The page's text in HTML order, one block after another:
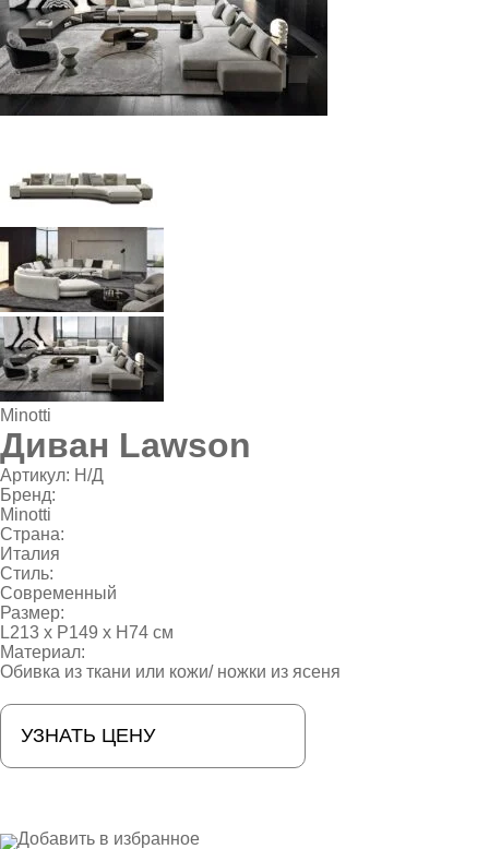
Minotti
Диван Lawson
Артикул: Н/Д
Бренд:
Minotti
Страна:
Италия
Стиль:
Современный
Размер:
L213 х P149 х H74 см
Материал:
Обивка из ткани или кожи/ ножки из ясеня
УЗНАТЬ ЦЕНУ
Добавить в избранное